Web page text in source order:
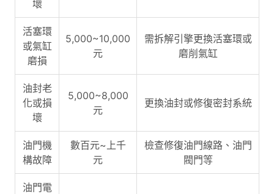
壞
活塞環
或氣缸
磨損
5,000~10,000
元
需拆解引擎更換活塞環或
磨削氣缸
油封老
化或損
壞
5,000~8,000
元
更換油封或修復密封系統
油門機
構故障
數百元~上千
元
檢查修復油門線路、油門
閥門等
油門電